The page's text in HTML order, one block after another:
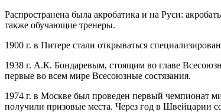
Распространена была акробатика и на Руси:
также обучающие тренеры.
1900 г. в Питере стали открываться
1938 г. А.К. Бондаревым, стоящим во главе
первые во всем мире Всесоюзные состязания.
1974 г. в Москве был проведен первый чемпионат
получили призовые места. Через год в Швейцарии